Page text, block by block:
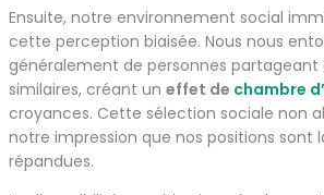
Ensuite, notre environnement social
cette perception biaisée. Nous nous
généralement de personnes partageant
similaires, créant un effet de chambre
croyances. Cette sélection sociale non
notre impression que nos positions sont
répandues.